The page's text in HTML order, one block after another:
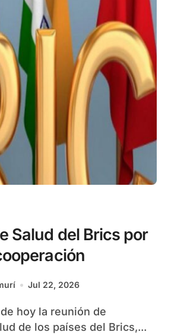
Salud del Brics por
Jul 22, 2026
de los países del Brics,...